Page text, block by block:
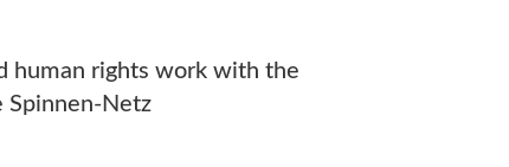
human rights work with the
Spinnen-Netz